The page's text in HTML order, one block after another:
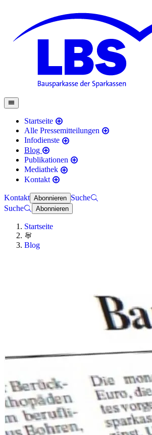
Startseite
Alle Pressemitteilungen
Infodienste
Blog
Publikationen
Mediathek
Kontakt
Kontakt Abonnieren Suche
Suche
Abonnieren
Startseite
Blog